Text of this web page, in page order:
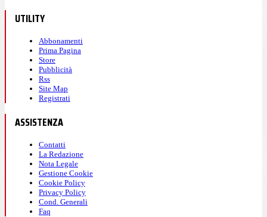
UTILITY
Abbonamenti
Prima Pagina
Store
Pubblicità
Rss
Site Map
Registrati
ASSISTENZA
Contatti
La Redazione
Nota Legale
Gestione Cookie
Cookie Policy
Privacy Policy
Cond. Generali
Faq